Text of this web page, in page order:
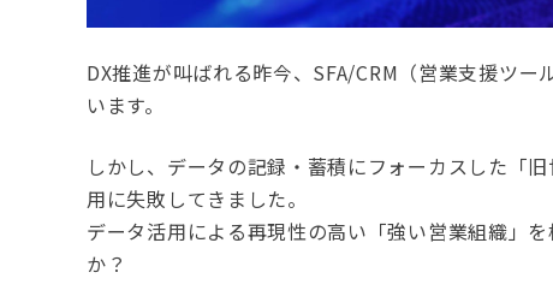
DX推進が叫ばれる昨今、SFA/CRM（営業支援ツ
います。
しかし、データの記録・蓄積にフォーカスした「
用に失敗してきました。
データ活用による再現性の高い「強い営業組織」
か？